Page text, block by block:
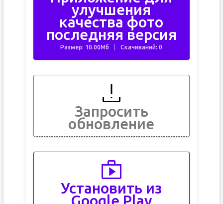
улучшения
качества фото
последняя версия
Размер: 10.00Мб Скачиваний: 0
Запросить
обновление
Установить из
Google Play